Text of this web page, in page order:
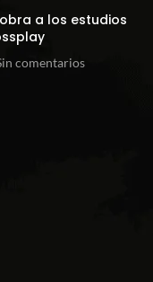
a los estudios
comentarios